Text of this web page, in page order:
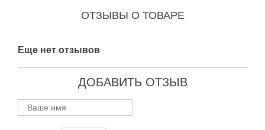
ОТЗЫВЫ О ТОВАРЕ
Еще нет отзывов
ДОБАВИТЬ ОТЗЫВ